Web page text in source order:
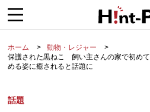
ホーム
動物・レジャー
保護された黒ねこ 飼い主さんの家で初め
める姿に癒されると話題に
話題